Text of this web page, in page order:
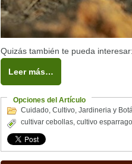
Quizás también te pueda interesar:
Leer más…
Opciones del Artículo
Cuidado, Cultivo, Jardineria y
cultivar cebollas, cultivo